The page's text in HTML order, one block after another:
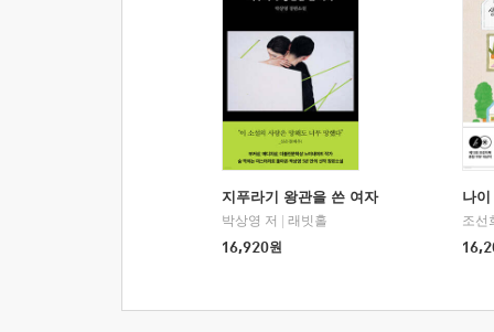
지푸라기 왕관을 쓴 여자
박상영 저
래빗홀
16,920원
나
조선